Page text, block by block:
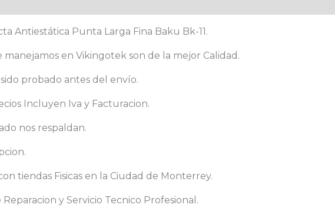
Antiestática Punta Larga Fina Baku Bk-11.
manejamos en Vikingotek son de la mejor Calidad.
probado antes del envío.
Incluyen Iva y Facturacion.
nos respaldan.
tiendas Fisicas en la Ciudad de Monterrey.
y Servicio Tecnico Profesional.